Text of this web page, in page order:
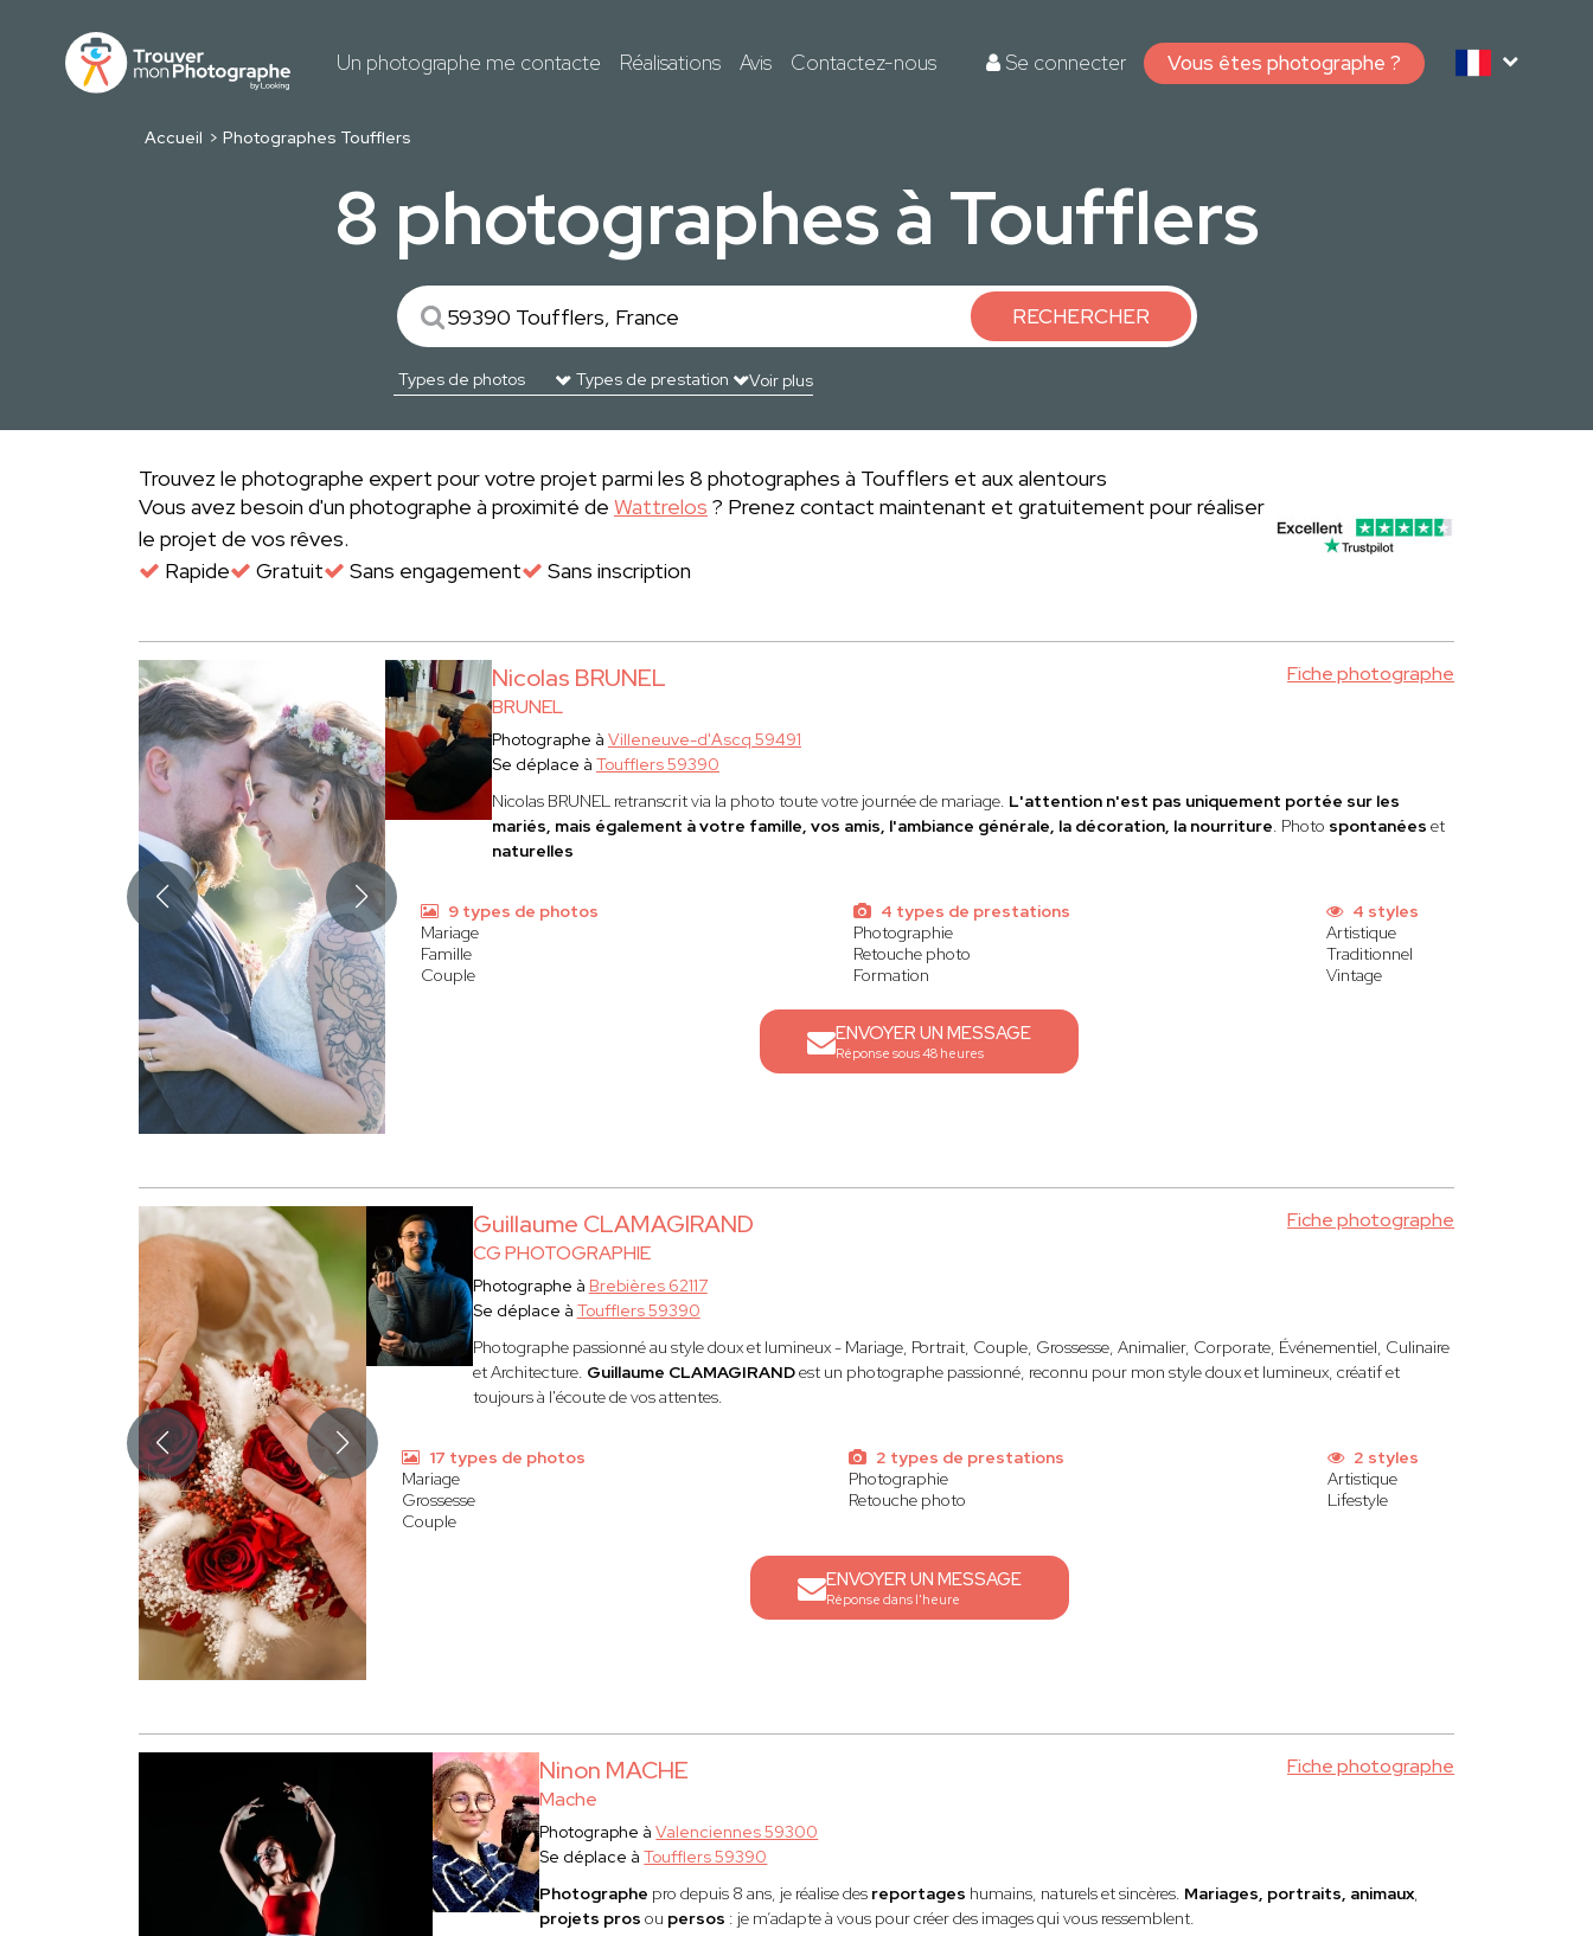
Un photographe me contacte Réalisations Avis Contactez-nous Se connecter Vous êtes photographe ?
Accueil Photographes Toufflers
8 photographes à Toufflers
RECHERCHER
Voir plus
Trouvez le photographe expert pour votre projet parmi les 8 photographes à Toufflers et aux alentours
Vous avez besoin d'un photographe à proximité de Wattrelos ? Prenez contact maintenant et gratuitement pour réaliser
le projet de vos rêves.
Rapide
Gratuit Sans engagement Sans inscription
Nicolas BRUNEL
BRUNEL
Fiche photographe
Photographe à Villeneuve-d'Ascq 59491
Se déplace à Toufflers 59390
Nicolas BRUNEL retranscrit via la photo toute votre journée de mariage. L'attention n'est pas uniquement portée sur les
mariés, mais également à votre famille, vos amis, l'ambiance générale, la décoration, la nourriture. Photo spontanées et
naturelles
9 types de photos
Mariage
Famille
Couple
4 types de prestations
Photographie
Retouche photo
Formation
4 styles
Artistique
Traditionnel
Vintage
ENVOYER UN MESSAGE
Réponse sous 48 heures
Guillaume CLAMAGIRAND
CG PHOTOGRAPHIE
Fiche photographe
Photographe à Brebières 62117
Se déplace à Toufflers 59390
Photographe passionné au style doux et lumineux - Mariage, Portrait, Couple, Grossesse, Animalier, Corporate, Événementiel, Culinaire
et Architecture. Guillaume CLAMAGIRANDest un photographe passionné, reconnu pour mon style doux et lumineux, créatif et
toujours à l'écoute de vos attentes.
17 types de photos
Mariage
Grossesse
Couple
2 types de prestations
Photographie
Retouche photo
2 styles
Artistique
Lifestyle
ENVOYER UN MESSAGE
Réponse dans l'heure
Ninon MACHE
Mache
Fiche photographe
Photographe àValenciennes 59300
Se déplace àToufflers 59390
Photographe pro depuis 8 ans, je réalise des reportages humains, naturels et sincères. Mariages, portraits, animaux,
projets pros ou persos : je m’adapte à vous pour créer des images qui vous ressemblent.